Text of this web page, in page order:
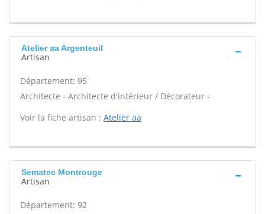
Atelier aa Argenteuil
Artisan
Département: 95
Architecte - Architecte d'intérieur / Décorateur -
Voir la fiche artisan : Atelier aa
Sematec Montrouge
Artisan
Département: 92